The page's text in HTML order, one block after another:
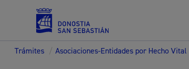
Trámites / Asociaciones-Entidades por Hecho Vital